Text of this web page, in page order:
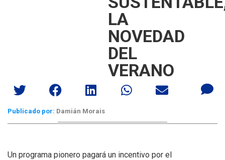
LA
NOVEDAD
DEL
VERANO
Publicado por: Damián Morais
Un programa pionero pagará un incentivo por el